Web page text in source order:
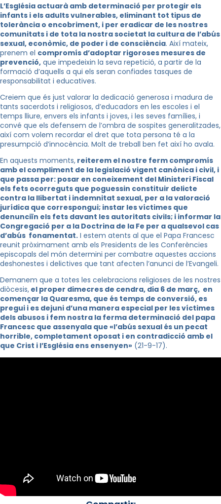
L’Església actuarà amb determinació per protegir els
infants i els adults vulnerables, eliminant tot tipus de
tolerància o encobriment, i per eradicar de les nostres
comunitats i de tota la nostra societat la cultura de l’abús
sexual, econòmic, de poder i de consciència. Així mateix,
prenem el compromís d’adoptar rigoroses mesures de
prevenció, que impedeixin la seva repetició, a partir de la
formació d’aquells a qui els seran confiades tasques de
responsabilitat i educatives.
Creiem que és just valorar la dedicació generosa i madura de
tants sacerdots i religiosos, d’educadors en les escoles i el
temps lliure, envers els infants i joves, i les seves famílies, i
convé que els defensem de l’ombra de sospites generalitzades,
així com volem recordar el dret que tota persona té a la
presumpció d’innocència. Molt de treball ben fet així ho avala.
En aquests moments, reiterem el nostre ferm compromís
amb el compliment de la legislació vigent canònica i civil, i
que passa per: posar en coneixement del Ministeri Fiscal
els fets ocorreguts que poguessin constituir delicte
contra la llibertat i indemnitat sexual, per a la valoració
jurídica que correspongui; instar les víctimes que
denunciïn els fets davant les autoritats civils; i informar la
Congregació per a la Doctrina de la Fe per a qualsevol cas
d’abús fonamentat. I estem atents al que el Papa Francesc
reunit pròximament amb els Presidents de les Conferències
episcopals del món determini per combatre aquestes accions
deshonestes i delictives que tant afecten l’anunci de l’Evangeli.
Demanem que a totes les celebracions religioses de les nostres
diòcesis, el proper dimecres de cendra, dia 6 de març, en
començar la Quaresma, que és temps de conversió, es
pregui i es dejuni d’una manera especial per les víctimes
dels abusos i fem nostra la ferma determinació del papa
Francesc que assenyala que «l’abús sexual és un pecat
horrible, completament oposat i en contradicció amb el
que Crist i l’Església ens ensenyen» (21-9-17).